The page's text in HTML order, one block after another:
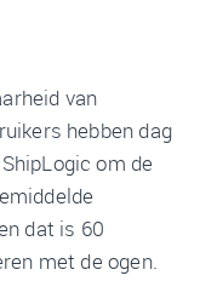
van
hebben dag
om de
dat is 60
met de ogen.